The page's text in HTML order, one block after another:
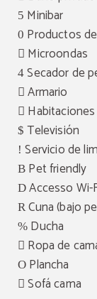
Minibar
Productos
Microondas
Secador de
Armario
Televisión
Servicio de
Pet friendly
Accesso
Cuna (bajo
Ducha
Ropa de
Plancha
Sofá cama